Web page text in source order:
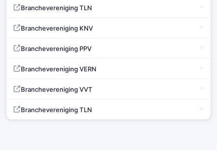
Branchevereniging TLN
Branchevereniging KNV
Branchevereniging PPV
Branchevereniging VERN
Branchevereniging VVT
Branchevereniging TLN